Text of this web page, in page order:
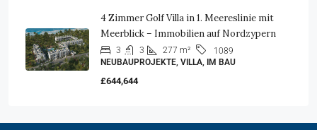
4 Zimmer Golf Villa in 1. Meereslinie mit
Meerblick – Immobilien auf Nordzypern
3 3 277 m²
1089
NEUBAUPROJEKTE, VILLA, IM BAU
£644,644